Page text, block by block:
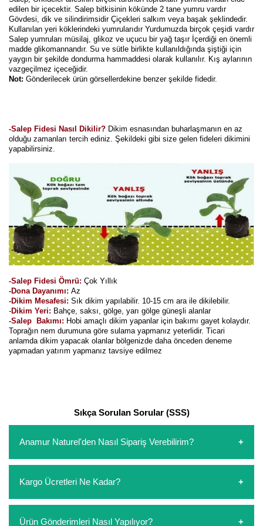
edilen bir içecektir. Salep bitkisinin kökünde 2 tane yumru vardır
Gövdesi, dik ve silindirimsidir Çiçekleri salkım veya başak şeklindedir.
Kullanılan yeri köklerindeki yumrularıdır Yurdumuzda birçok çeşidi vardır
Salep yumruları müsilaj, glikoz ve uçucu bir yağ taşır İçerdiği en önemli
madde glikomannandır. Su ve sütle birlikte kullanıldığında şiştiği için
yaygın bir şekilde dondurma hammaddesi olarak kullanılır. Kış aylarının
vazgeçilmez içeceğidir.
Not: Gönderilecek ürün görsellerdekine benzer şekilde fidedir.
-Salep Fidesi Nasıl Dikilir? Dikim esnasından buharlaşmanın en az
olduğu zamanları tercih ediniz. Şekildeki gibi size gelen fideleri dikimini
yapabilirsiniz.
-Salep Fidesi Ömrü: Çok Yıllık
-Dona Dayanımı: Az
-Dikim Mesafesi: Sık dikim yapılabilir. 10-15 cm ara ile dikilebilir.
-Dikim Yeri: Bahçe, saksı, gölge, yarı gölge güneşli alanlar
-Salep Bakımı: Hobi amaçlı dikim yapanlar için bakımı gayet kolaydır.
Toprağın nem durumuna göre sulama yapmanız yeterlidir. Ticari
anlamda dikim yapacak olanlar bölgenizde daha önceden deneme
yapmadan yatırım yapmanız tavsiye edilmez
Sıkça Sorulan Sorular (SSS)
Anamur Naturel'den Nasıl Sipariş Verebilirim?
oluşturarak,iletişim numaralarımızdan bizi arayarak veya
whatsapp hattımızdan bizlere isteklerinizi yazarak sipariş
ödemelerini sipariş verdikten sonra havale/eft veya sipariş
Kargo Ücretleri Ne Kadar?
etmeyin diye 1500 lira ve üzerindeki siparişlerinizde
Ürün Gönderimleri Nasıl Yapılıyor?
Goji Berry Fidanı
Hünnap Fidanı
İncir Fidanı
Kayısı Fidanı
Keçiboynuzu Fidanı
Kestane Fidanı
Kiraz Fidanı
Kivi Fidanı
Kızılcık Fidanı
Kocayemiş Fidanı
Kuşburnu Fidanı
Liçi Fidanı
Longan Fidanı
Muşmula Fidanı
Muz Fidanı